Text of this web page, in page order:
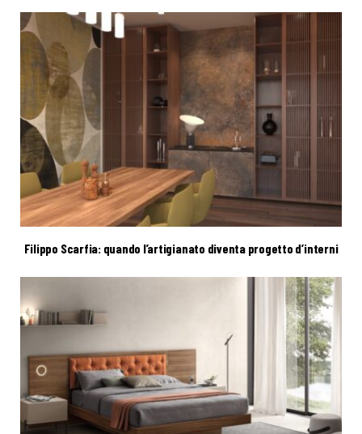
Filippo Scarfia: quando l’artigianato diventa progetto d’interni